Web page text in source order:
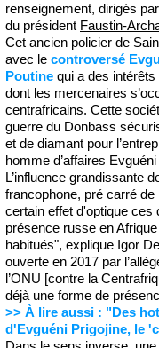
renseignement, dirigés
du président Faustin-
Cet ancien policier de
avec le controversé
Poutine qui a des
dont les mercenaires
centrafricains. Cette
guerre du Donbass
et de diamant pour
homme d’affaires
L’influence grandissante
francophone, pré carré
certain effet d'optique ces
présence russe en
habitués", explique Igor
ouverte en 2017 par
l’ONU [contre la
déjà une forme de
>> À lire aussi : "Des
d'Evguéni Prigojine, le